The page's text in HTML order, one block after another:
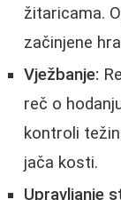
žitaricama.
začinjene
Vježbanje:
reč o
kontroli
jača kosti.
Upravljanje